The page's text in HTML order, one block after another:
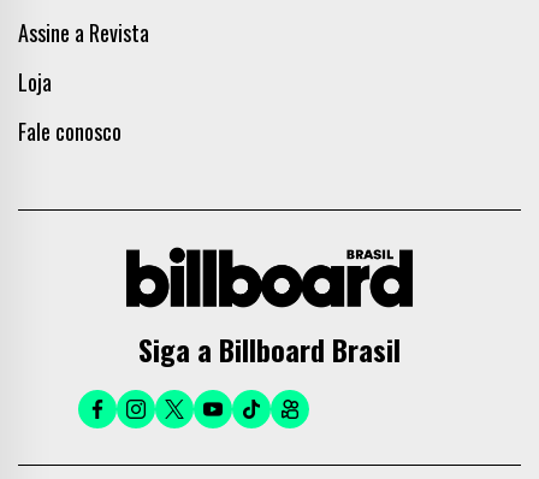
Assine a Revista
Loja
Fale conosco
Siga a Billboard Brasil